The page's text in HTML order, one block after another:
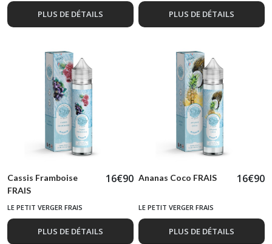
PLUS DE DÉTAILS PLUS DE DÉTAILS
Cassis Framboise
FRAIS
16€90
LE PETIT VERGER FRAIS
PLUS DE DÉTAILS
Ananas Coco FRAIS 16€90
LE PETIT VERGER FRAIS
PLUS DE DÉTAILS